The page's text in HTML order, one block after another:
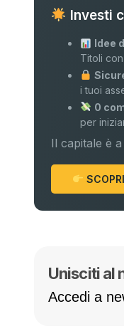
Investi
Idee
Titoli
i tuoi
0
per
Il capitale è
Unisciti al
Accedi a